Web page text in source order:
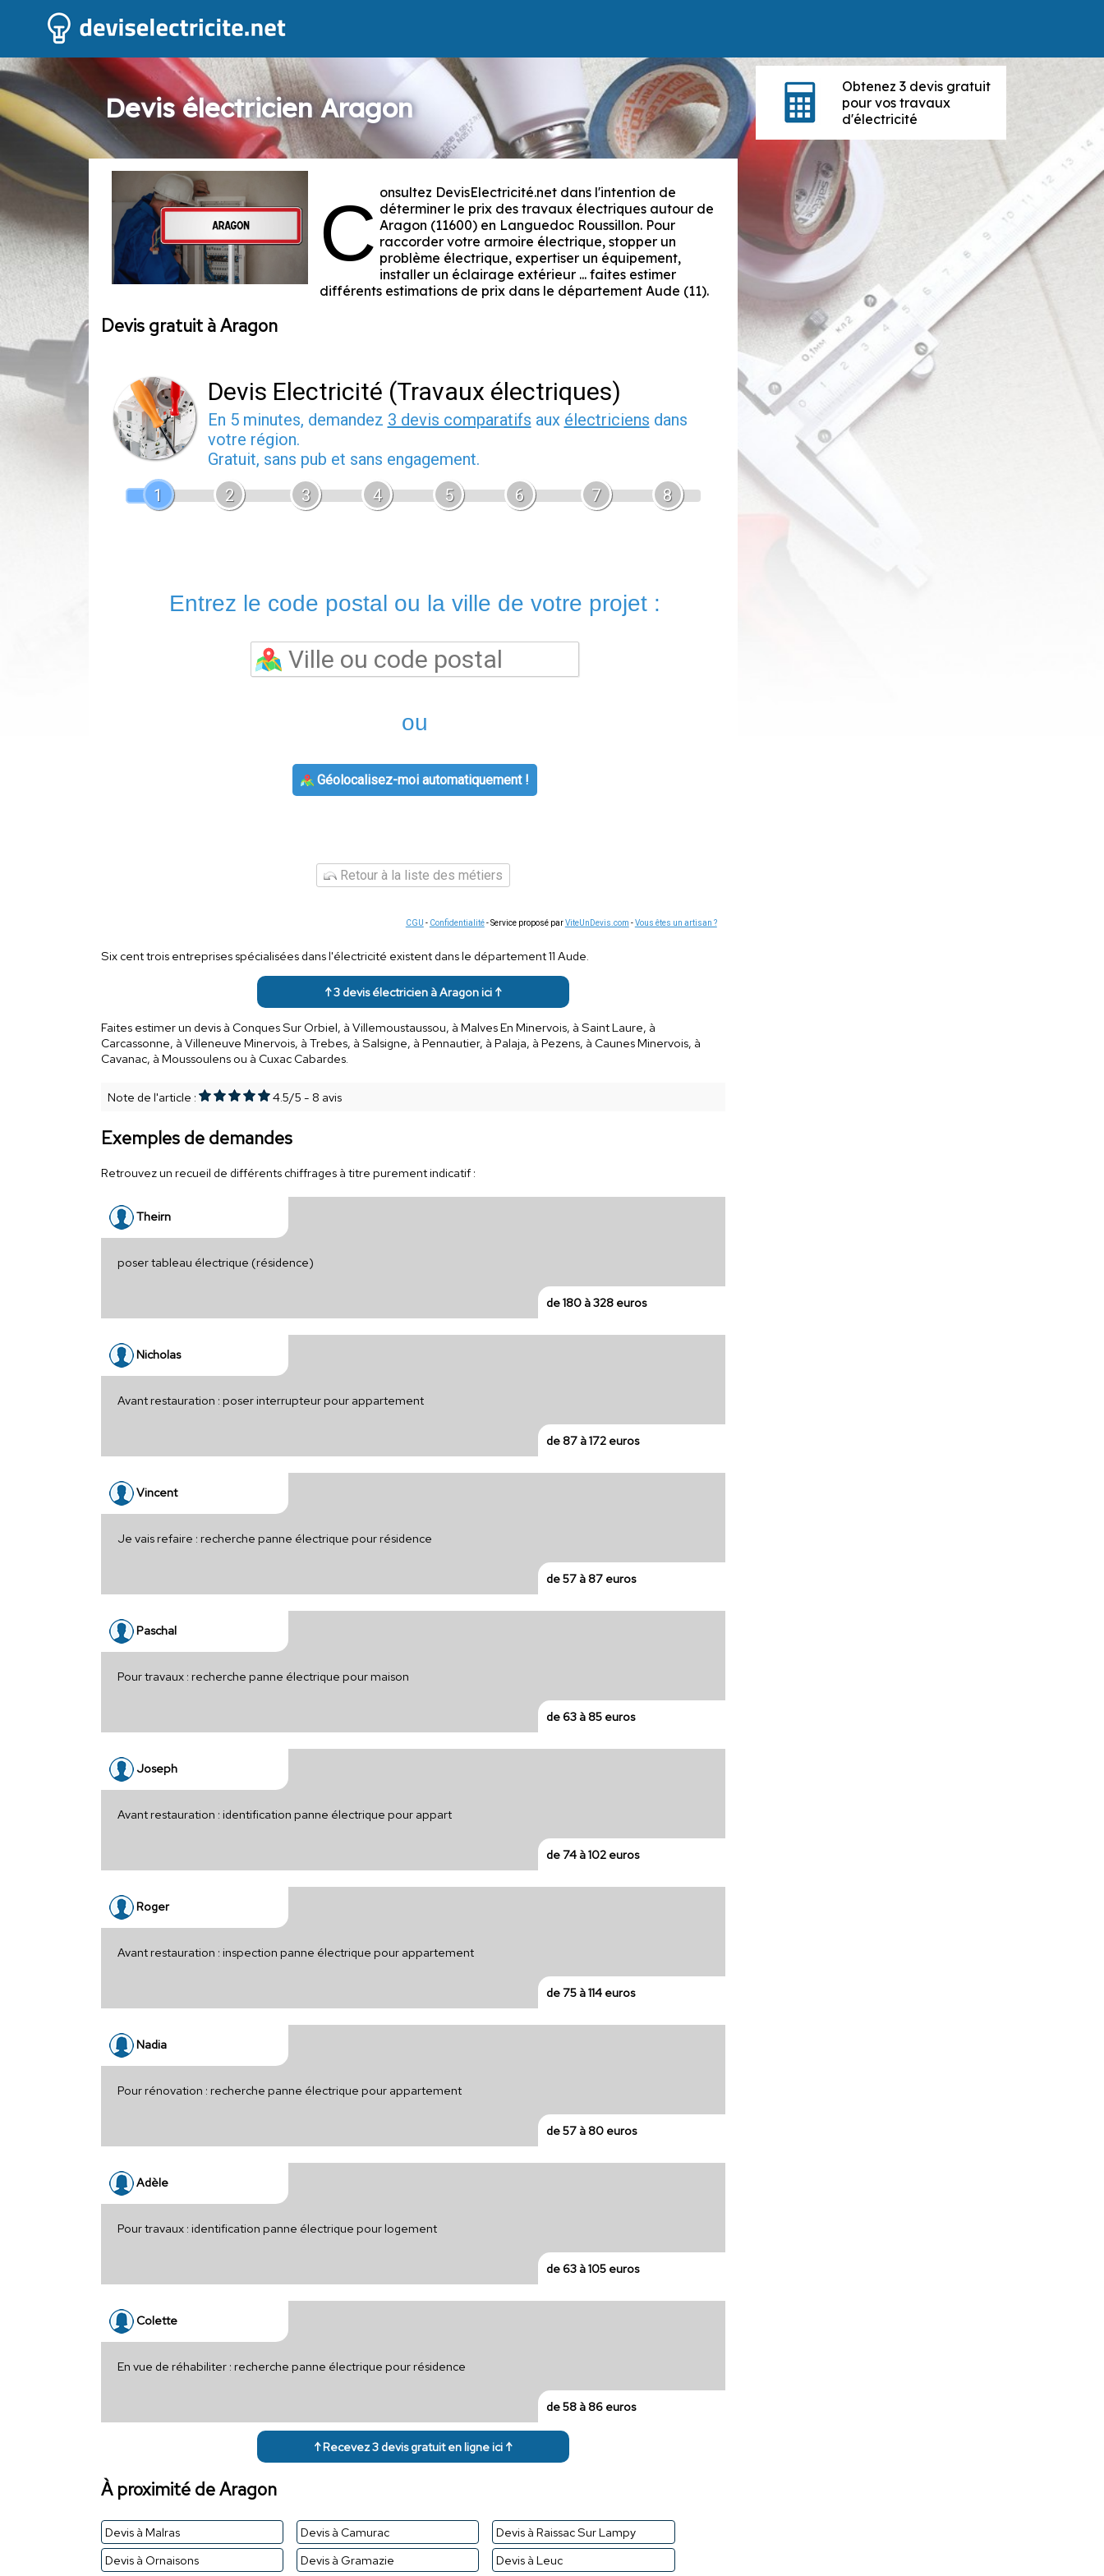
Devis électricien Aragon
C onsultez DevisElectricité.net dans l'intention de
déterminer le prix des travaux électriques autour de
Aragon (11600) en Languedoc Roussillon. Pour
raccorder votre armoire électrique, stopper un
problème électrique, expertiser un équipement,
installer un éclairage extérieur ... faites estimer
différents estimations de prix dans le département Aude (11).
Devis gratuit à Aragon
Devis Electricité (Travaux électriques)
En 5 minutes, demandez 3 devis comparatifs aux électriciens dans
votre région.
Gratuit, sans pub et sans engagement.
1
2 3 4 5 6 7 8
Entrez le code postal ou la ville de votre projet :
ou
Géolocalisez-moi automatiquement !
Retour à la liste des métiers
CGU - Confidentialité- Service proposé parViteUnDevis.com -Vous êtes un artisan ?
Six cent trois entreprises spécialisées dans l'électricité existent dans le département 11 Aude.
↑ 3 devis électricien à Aragon ici ↑
Faites estimer un devis à Conques Sur Orbiel, à Villemoustaussou, à Malves En Minervois, à Saint Laure, à
Carcassonne, à Villeneuve Minervois, à Trebes, à Salsigne, à Pennautier, à Palaja, à Pezens, à Caunes Minervois, à
Cavanac, à Moussoulens ou à Cuxac Cabardes.
Note de l'article : 4.5/5 - 8 avis
Exemples de demandes
Retrouvez un recueil de différents chiffrages à titre purement indicatif :
Theirn
poser tableau électrique (résidence)
de 180 à 328 euros
Nicholas
Avant restauration : poser interrupteur pour appartement
de 87 à 172 euros
Vincent
Je vais refaire : recherche panne électrique pour résidence
de 57 à 87 euros
Paschal
Pour travaux : recherche panne électrique pour maison
de 63 à 85 euros
Joseph
Avant restauration : identification panne électrique pour appart
de 74 à 102 euros
Roger
Avant restauration : inspection panne électrique pour appartement
de 75 à 114 euros
Nadia
Pour rénovation : recherche panne électrique pour appartement
de 57 à 80 euros
Adèle
Pour travaux : identification panne électrique pour logement
de 63 à 105 euros
Colette
En vue de réhabiliter : recherche panne électrique pour résidence
de 58 à 86 euros
↑ Recevez 3 devis gratuit en ligne ici ↑
À proximité de Aragon
Devis à Malras Devis à Camurac
Devis à Raissac Sur Lampy
Devis à Ornaisons
Devis à Gramazie Devis à Leuc
Obtenez 3 devis gratuit
pour vos travaux
d'électricité